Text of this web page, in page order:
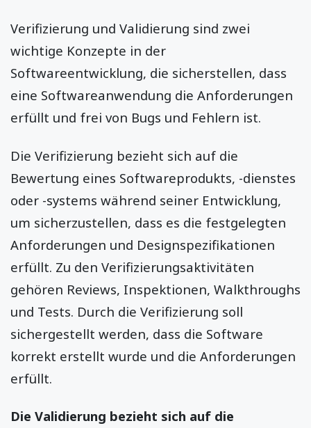
Verifizierung und Validierung sind zwei
wichtige Konzepte in der
Softwareentwicklung, die sicherstellen, dass
eine Softwareanwendung die Anforderungen
erfüllt und frei von Bugs und Fehlern ist.
Die Verifizierung bezieht sich auf die
Bewertung eines Softwareprodukts, -dienstes
oder -systems während seiner Entwicklung,
um sicherzustellen, dass es die festgelegten
Anforderungen und Designspezifikationen
erfüllt. Zu den Verifizierungsaktivitäten
gehören Reviews, Inspektionen, Walkthroughs
und Tests. Durch die Verifizierung soll
sichergestellt werden, dass die Software
korrekt erstellt wurde und die Anforderungen
erfüllt.
Die Validierung bezieht sich auf die